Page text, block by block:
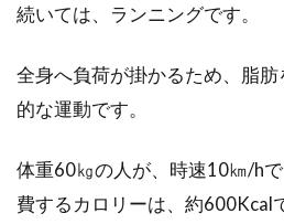
おしゃれな自転
もどんな種類が
続いては、ランニングです。
全身へ負荷が掛かるため、脂
的な運動です。
体重60㎏の人が、時速10㎞/h
費するカロリーは、約600Kcal